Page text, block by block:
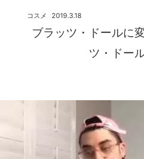
ブラッツ・ドールに
ツ・ドー
2019.3.18
コスメ